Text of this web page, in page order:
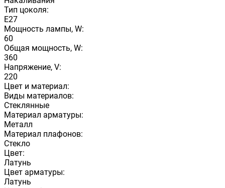
Тип цоколя:
E27
Мощность лампы, W:
60
Общая мощность, W:
360
Напряжение, V:
220
Цвет и материал:
Виды материалов:
Стеклянные
Материал арматуры:
Металл
Материал плафонов:
Стекло
Цвет:
Латунь
Цвет арматуры:
Латунь